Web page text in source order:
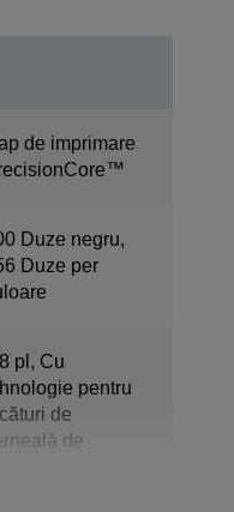
de imprimare
Duze negru,
Duze per
pl, Cu
pentru
de
de